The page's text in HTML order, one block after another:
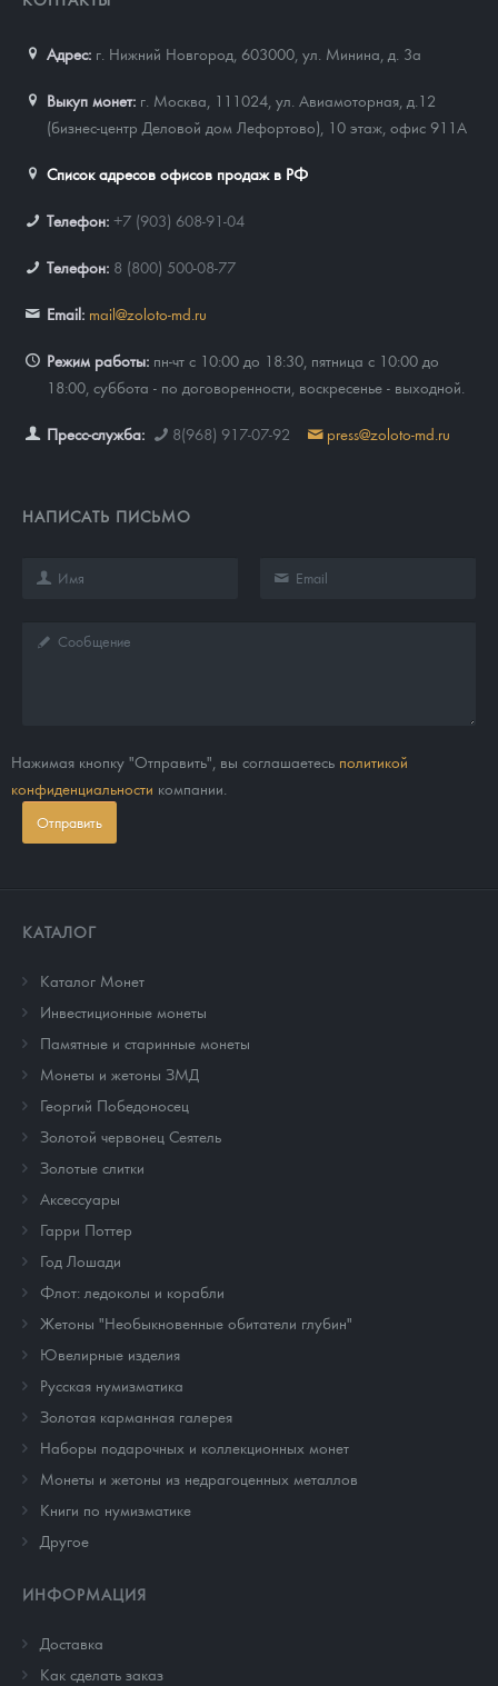
Адрес: г. Нижний Новгород, 603000 ул. Минина, д. 3а
Выкуп монет: г. Москва, 111024, ул. Авиамоторная, д.12
(бизнес-центр Деловой дом Лефортово), 10 этаж, офис 911А
Список адресов офисов продаж в РФ
Телефон: +7 (903) 608-91-04
Телефон: 8 (800) 500-08-77
Email: mail@zoloto-md.ru
Режим работы: пн-чт с 10:00 до 18:30, пятница с 10:00 до
18:00, суббота - по договоренности, воскресенье - выходной.
Пресс-служба: 8(968) 917-07-92 press@zoloto-md.ru
НАПИСАТЬ ПИСЬМО
Нажимая кнопку "Отправить", вы соглашаетесь политикой
конфиденциальности компании.
Отправить
КАТАЛОГ
Каталог Монет
Инвестиционные монеты
Памятные и старинные монеты
Монеты и жетоны ЗМД
Георгий Победоносец
Золотой червонец Сеятель
Золотые слитки
Аксессуары
Гарри Поттер
Год Лошади
Флот: ледоколы и корабли
Жетоны "Необыкновенные обитатели глубин"
Ювелирные изделия
Русская нумизматика
Золотая карманная галерея
Наборы подарочных и коллекционных монет
Монеты и жетоны из недрагоценных металлов
Книги по нумизматике
Другое
ИНФОРМАЦИЯ
Доставка
Как сделать заказ